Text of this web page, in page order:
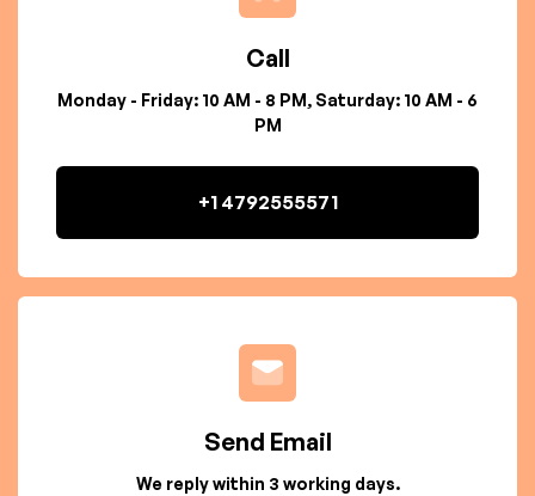
Call
Monday - Friday: 10 AM - 8 PM, Saturday: 10 AM - 6
PM
+1 4792555571
Send Email
We reply within 3 working days.